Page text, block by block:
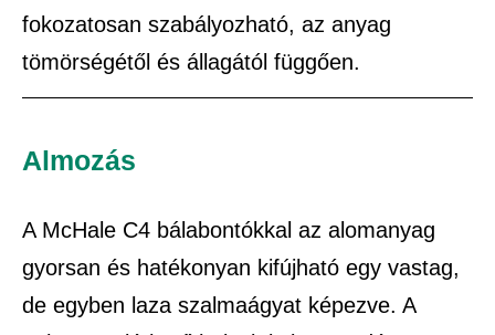
fokozatosan szabályozható, az anyag
tömörségétől és állagától függően.
Almozás
A McHale C4 bálabontókkal az alomanyag
gyorsan és hatékonyan kifújható egy vastag,
de egyben laza szalmaágyat képezve. A